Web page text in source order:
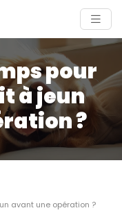
pour
à jeun
?
avant une opération ?